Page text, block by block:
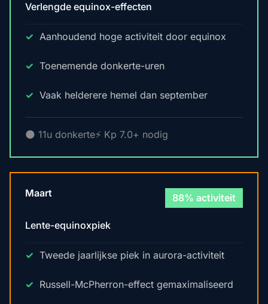
Verlengde equinox-effecten
Aanhoudend hoge activiteit door equinox
Toenemende donkerte-uren
Vaak helderere hemel dan september
🌑 11u donkerte⚡ Kp 7.0+ nodig
Maart 88% activiteit
Lente-equinoxpiek
Tweede jaarlijkse piek in aurora-activiteit
Russell-McPherron-effect gemaximaliseerd